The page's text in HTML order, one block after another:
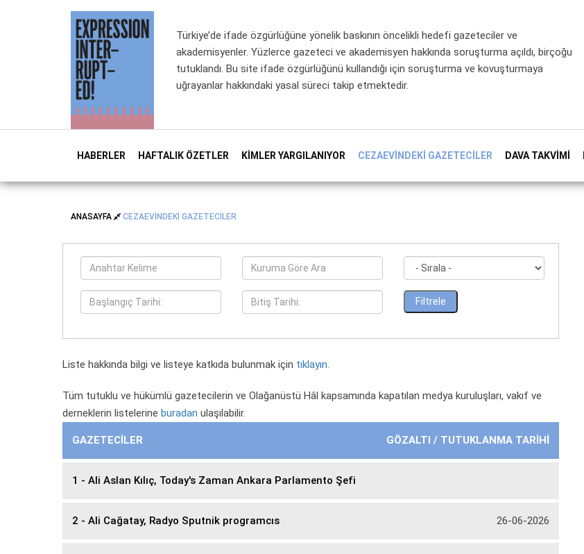
Türkiye’de ifade özgürlüğüne yönelik baskının öncelikli hedefi gazeteciler ve
akademisyenler. Yüzlerce gazeteci ve akademisyen hakkında soruşturma açıldı, birçoğu
tutuklandı. Bu site ifade özgürlüğünü kullandığı için soruşturma ve kovuşturmaya
uğrayanlar hakkındaki yasal süreci takip etmektedir.
HABERLER HAFTALIK ÖZETLER KIMLER YARGILANIYOR CEZAEVINDEKI GAZETECILER DAVA TAKVIMI
ANASAYFA CEZAEVINDEKI GAZETECILER
Filtrele
Liste hakkında bilgi ve listeye katkıda bulunmak için tıklayın.
Tüm tutuklu ve hükümlü gazetecilerin ve Olağanüstü Hâl kapsamında kapatılan medya kuruluşları, vakıf ve
derneklerin listelerine buradan ulaşılabilir.
GAZETECİLER GÖZALTI / TUTUKLANMA TARİHİ
1 - Ali Aslan Kılıç, Today's Zaman Ankara Parlamento Şefi
2 - Ali Cağatay, Radyo Sputnik programcıs 26-06-2026